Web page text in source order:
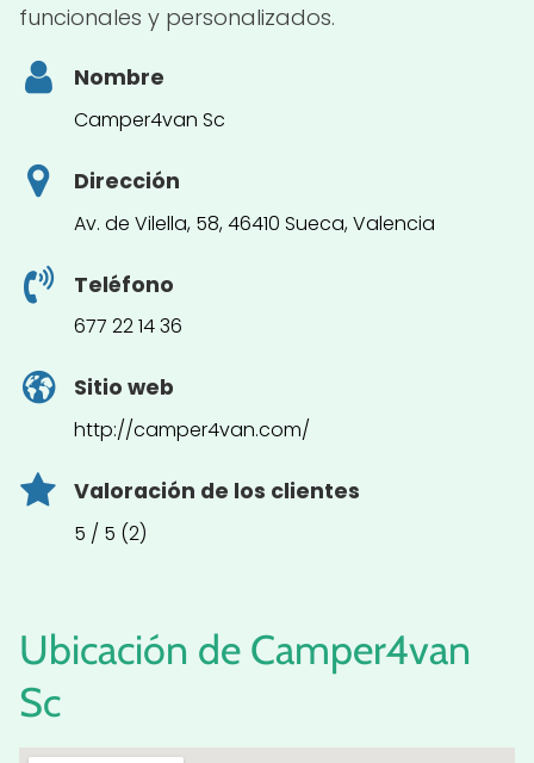
funcionales y personalizados.
Nombre
Camper4van Sc
Dirección
Av. de Vilella, 58, 46410 Sueca, Valencia
Teléfono
677 22 14 36
Sitio web
http://camper4van.com/
Valoración de los clientes
5 / 5 (2)
Ubicación de Camper4van
Sc